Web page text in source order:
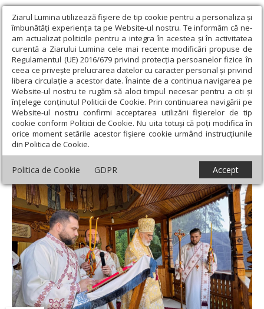
Ziarul Lumina utilizează fişiere de tip cookie pentru a personaliza și
îmbunătăți experiența ta pe Website-ul nostru. Te informăm că ne-
am actualizat politicile pentru a integra în acestea și în activitatea
curentă a Ziarului Lumina cele mai recente modificări propuse de
Regulamentul (UE) 2016/679 privind protecția persoanelor fizice în
ceea ce privește prelucrarea datelor cu caracter personal și privind
libera circulație a acestor date. Înainte de a continua navigarea pe
Website-ul nostru te rugăm să aloci timpul necesar pentru a citi și
înțelege conținutul Politicii de Cookie. Prin continuarea navigării pe
Website-ul nostru confirmi acceptarea utilizării fişierelor de tip
cookie conform Politicii de Cookie. Nu uita totuși că poți modifica în
orice moment setările acestor fişiere cookie urmând instrucțiunile
din Politica de Cookie.
Politica de Cookie GDPR Accept
Ziarul Lumina › Actualitate religioasă › Știri › Rugăciune la
început de an bisericesc la Mănăstirea Robaia
Rugăciune la început de an bisericesc la
Mănăstirea Robaia